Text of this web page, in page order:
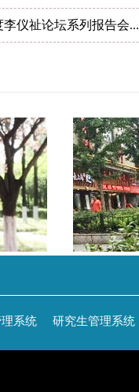
李仪祉论坛系列报告会...
系统 研究生管理系统